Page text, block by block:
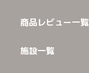
商品レビュー一覧
施設一覧